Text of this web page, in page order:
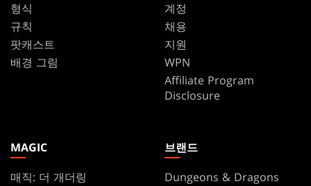
형식
규칙
팟캐스트
배경 그림
계정
채용
지원
WPN
Affiliate Program
Disclosure
MAGIC
매직: 더 개더링
브랜드
Dungeons & Dragons